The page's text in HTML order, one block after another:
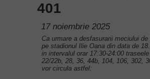
401
17 noiembrie 2025
Ca urmare a desfasurarii meciului
pe stadionul Ilie Oana din data de
in intervalul orar 17:30-24:00
22/22b, 28, 36, 44b, 104, 106, 302,
vor circula astfel: